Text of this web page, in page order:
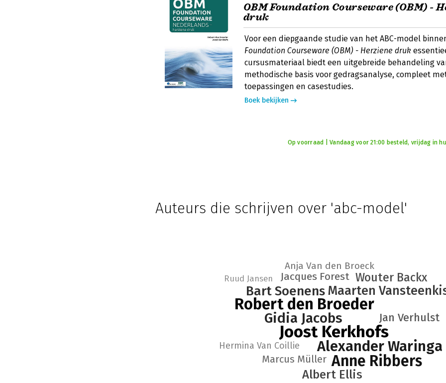
OBM Foundation Courseware (OBM) -
druk
Voor een diepgaande studie van het ABC-model
Foundation Courseware (OBM) - Herziene druk
cursusmateriaal biedt een uitgebreide behandeling
methodische basis voor gedragsanalyse, compleet
toepassingen en casestudies.
Boek bekijken
Op voorraad | Vandaag voor 21:00 besteld, vrijdag in
Auteurs die schrijven over 'abc-model'
Joost Kerkhofs
Robert den Broeder
Anne Ribbers
Alexander Waringa
Gidia Jacobs
Bart Soenens Maarten
Albert Ellis
Wouter Backx
Jan Verhulst
Jacques Forest
Marcus Müller
Anja Van den Broeck
Hermina Van Coillie
Ruud Jansen